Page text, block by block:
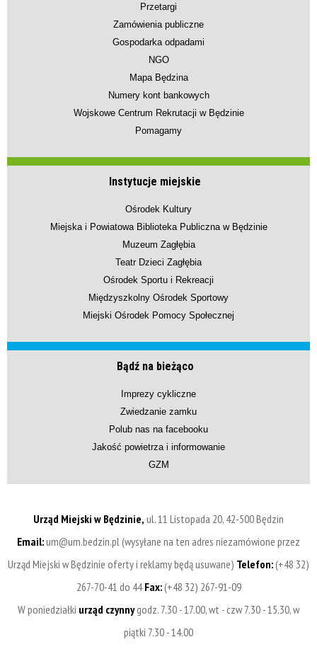
Przetargi
Zamówienia publiczne
Gospodarka odpadami
NGO
Mapa Będzina
Numery kont bankowych
Wojskowe Centrum Rekrutacji w Będzinie
Pomagamy
Instytucje miejskie
Ośrodek Kultury
Miejska i Powiatowa Biblioteka Publiczna w Będzinie
Muzeum Zagłębia
Teatr Dzieci Zagłębia
Ośrodek Sportu i Rekreacji
Międzyszkolny Ośrodek Sportowy
Miejski Ośrodek Pomocy Społecznej
Bądź na bieżąco
Imprezy cykliczne
Zwiedzanie zamku
Polub nas na facebooku
Jakość powietrza i informowanie
GZM
Urząd Miejski w Będzinie, ul. 11 Listopada 20, 42-500 Będzin
Email:um@um.bedzin.pl (wysyłane na ten adres niezamówione przez
Urząd Miejski w Będzinie oferty i reklamy będą usuwane) Telefon:(+48 32)
267-70-41 do 44Fax:(+48 32) 267-91-09
W poniedziałki urząd czynnygodz. 7.30 - 17.00, wt - czw 7.30 - 15.30, w
piątki 7.30 - 14.00